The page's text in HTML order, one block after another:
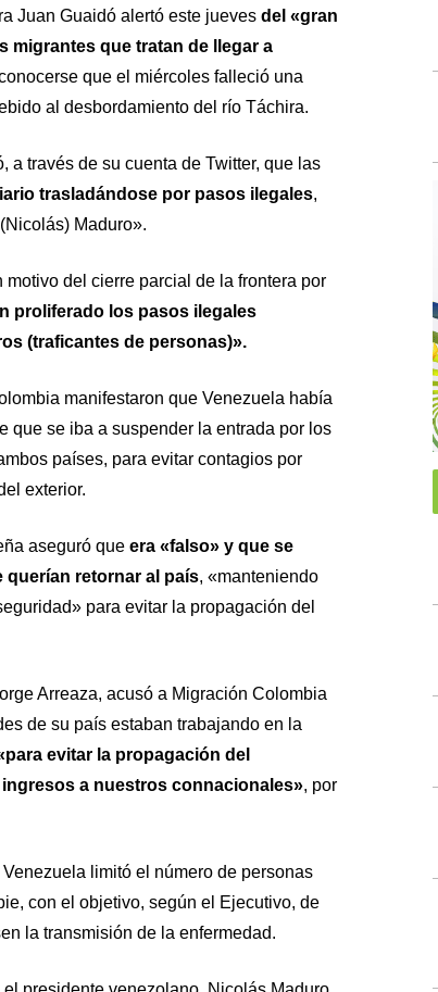
Juan Guaidó alertó este jueves del «gran
migrantes que tratan de llegar a
que el miércoles falleció una
al desbordamiento del río Táchira.
a través de su cuenta de Twitter, que las
trasladándose por pasos ilegales,
Maduro».
del cierre parcial de la frontera por
proliferado los pasos ilegales
(traficantes de personas)».
manifestaron que Venezuela había
que se iba a suspender la entrada por los
países, para evitar contagios por
exterior.
aseguró queera «falso» y que se
retornar al país, «manteniendo
para evitar la propagación del
Arreaza, acusó a Migración Colombia
de su país estaban trabajando en la
evitar la propagación del
a nuestros connacionales», por
limitó el número de personas
con el objetivo, según el Ejecutivo, de
la transmisión de la enfermedad.